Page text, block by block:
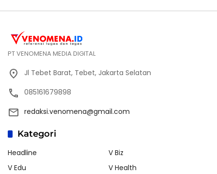
PT VENOMENA MEDIA DIGITAL
Jl Tebet Barat, Tebet, Jakarta Selatan
085161679898
redaksi.venomena@gmail.com
Kategori
Headline
V Biz
V Edu
V Health